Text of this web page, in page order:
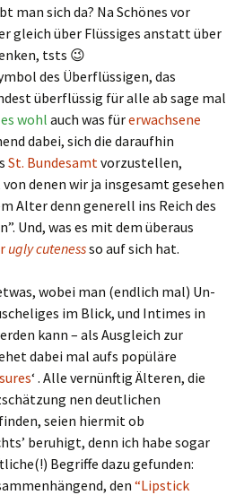
man sich da? Na Schönes vor
gleich über Flüssiges anstatt über
tsts 😉
des Überflüssigen, das
überflüssig für alle ab sage mal
wohl auch was fürerwachsene
dabei, sich die daraufhin
St. Bundesamtvorzustellen,
denen wir ja insgesamt gesehen
Alter denn generell ins Reich des
Und, was es mit dem überaus
ugly cutenessso auf sich hat.
wobei man (endlich mal) Un-
im Blick, und Intimes in
kann – als Ausgleich zur
dabei mal aufs popüläre
‘ . Alle vernünftig Älteren, die
nen deutlichen
seien hiermit ob
beruhigt, denn ich habe sogar
Begriffe dazu gefunden:
den “Lipstick